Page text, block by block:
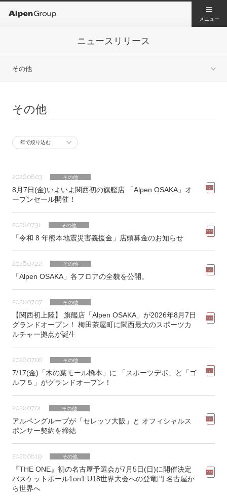
メニュー
ニュースリリース
その他
その他
2026.08.03 その他
8月7日(金)いよいよ関西初の旗艦店 「Alpen OSAKA」オ
ープンセール開催！
2026.07.31 その他
「令和 8 年熊本地震災害義援金」店頭募金のお知らせ
2026.07.22 その他
「Alpen OSAKA」各フロアの全貌を公開。
2026.07.07 その他
【関西初上陸】 旗艦店「Alpen OSAKA」が2026年8月7日
グランドオープン！ 梅田茶屋町に関西最大のスポーツカ
ルチャー拠点が誕生
2026.07.06 その他
7/17(金)「木の葉モール橋本」に 「スポーツデポ」と「ゴ
ルフ５」がグランドオープン！
2026.07.01 その他
アルペングループが「セレッソ大阪」と オフィシャルス
ポンサー契約を締結
2026.06.19 その他
『THE ONE』初の名古屋予選会が7月5日(日)に開催決定
バスケットボール1on1 U18世界大会への登竜門 名古屋か
ら世界へ